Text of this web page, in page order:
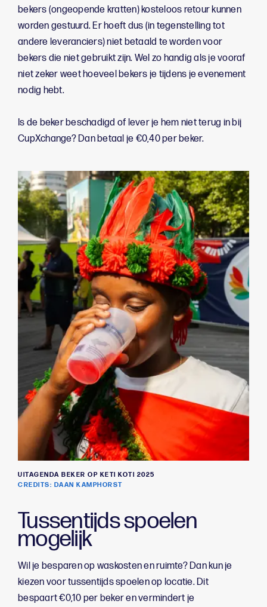
bekers (ongeopende kratten) kosteloos retour kunnen
worden gestuurd. Er hoeft dus (in tegenstelling tot
andere leveranciers) niet betaald te worden voor
bekers die niet gebruikt zijn. Wel zo handig als je vooraf
niet zeker weet hoeveel bekers je tijdens je evenement
nodig hebt.
Is de beker beschadigd of lever je hem niet terug in bij
CupXchange? Dan betaal je €0,40 per beker.
UITAGENDA BEKER OP KETI KOTI 2025
CREDITS: DAAN KAMPHORST
Tussentijds spoelen
mogelijk
Wil je besparen op waskosten en ruimte? Dan kun je
kiezen voor tussentijds spoelen op locatie. Dit
bespaart €0,10 per beker en vermindert je